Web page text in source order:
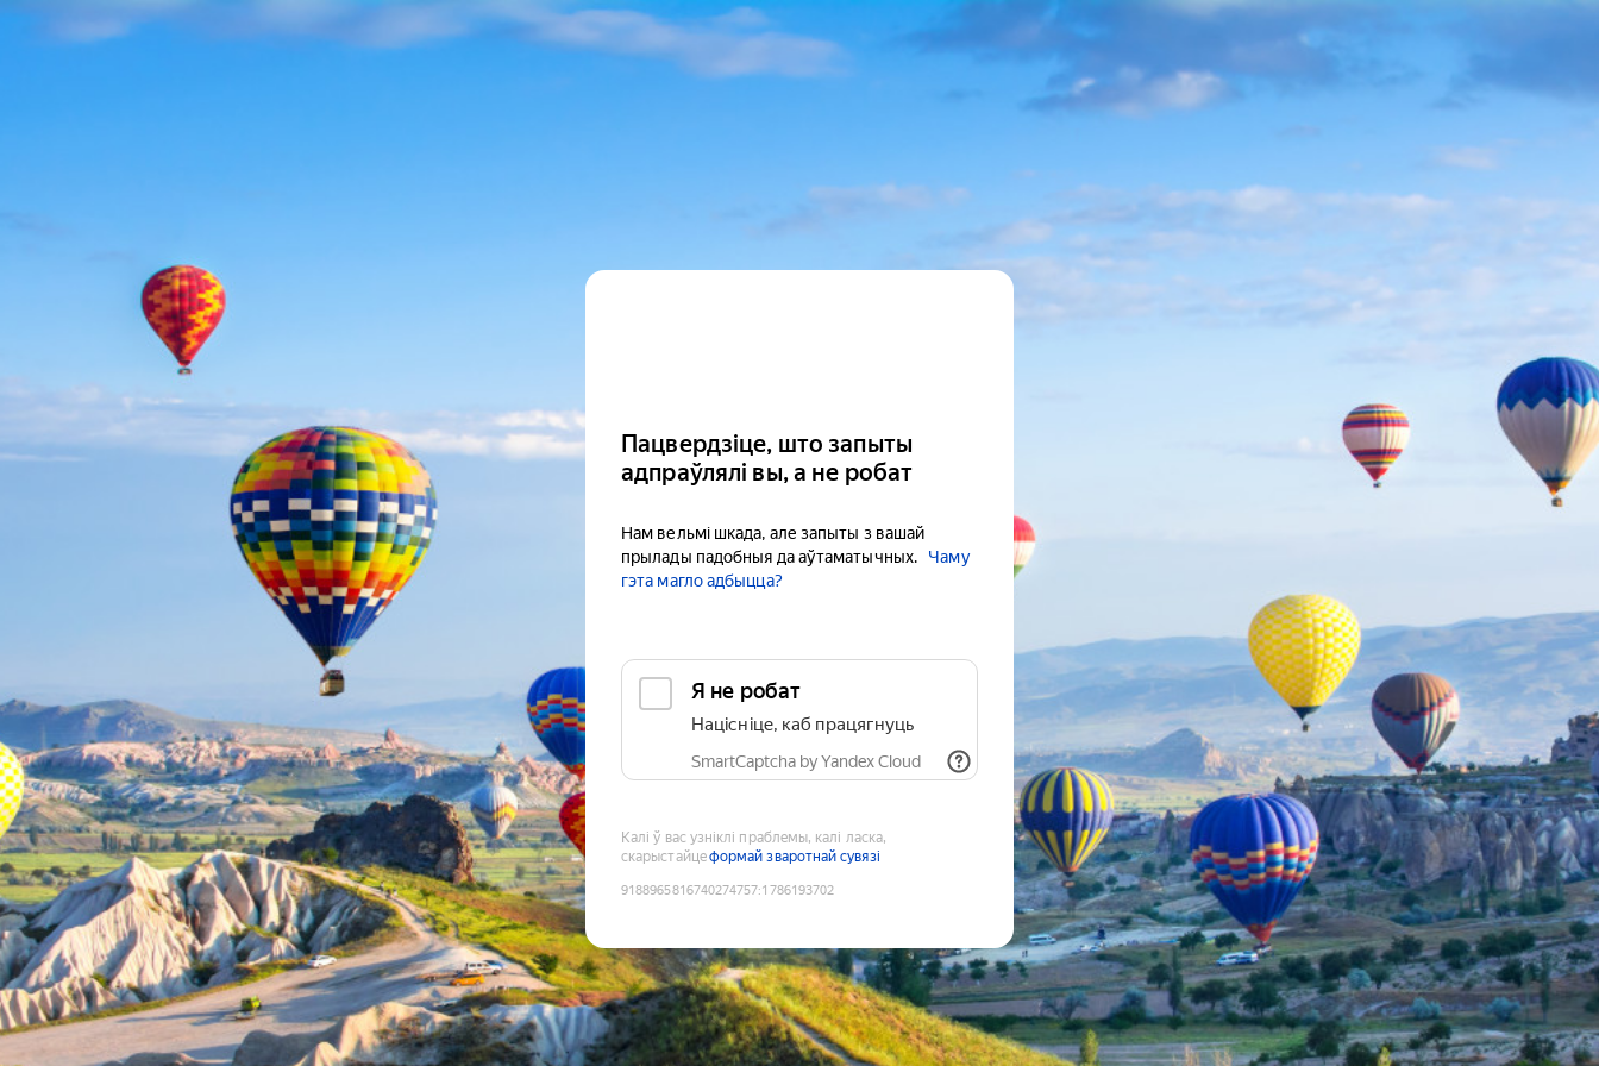
Пацвердзіце, што запыты
адпраўлялі вы, а не робат
Нам вельмі шкада, але запыты з вашай
прылады падобныя да аўтаматычных.
Чаму
гэта магло адбыцца?
Я не робат
Націсніце, каб працягнуць
SmartCaptcha by Yandex Cloud
Калі ў вас узніклі праблемы, калі ласка,
скарыстайцеформай зваротнай сувязі
9188965816740274757:1786193702